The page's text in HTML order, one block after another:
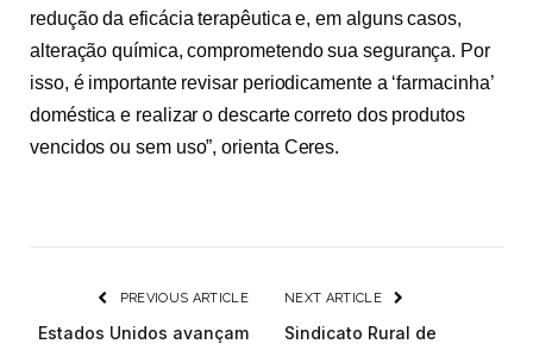
redução da eficácia terapêutica e, em alguns casos,
alteração química, comprometendo sua segurança. Por
isso, é importante revisar periodicamente a ‘farmacinha’
doméstica e realizar o descarte correto dos produtos
vencidos ou sem uso”, orienta Ceres.
PREVIOUS ARTICLE
Estados Unidos avançam
NEXT ARTICLE
Sindicato Rural de